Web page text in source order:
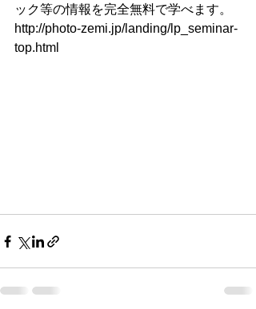
ック等の情報を完全無料で学べます。
http://photo-zemi.jp/landing/lp_seminar-
top.html